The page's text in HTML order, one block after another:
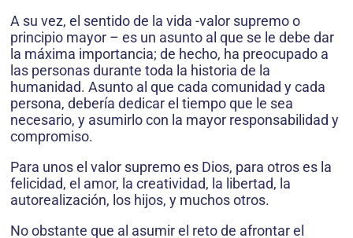
A su vez, el sentido de la vida -valor supremo o
principio mayor – es un asunto al que se le debe dar
la máxima importancia; de hecho, ha preocupado a
las personas durante toda la historia de la
humanidad. Asunto al que cada comunidad y cada
persona, debería dedicar el tiempo que le sea
necesario, y asumirlo con la mayor responsabilidad y
compromiso.
Para unos el valor supremo es Dios, para otros es la
felicidad, el amor, la creatividad, la libertad, la
autorealización, los hijos, y muchos otros.
No obstante que al asumir el reto de afrontar el